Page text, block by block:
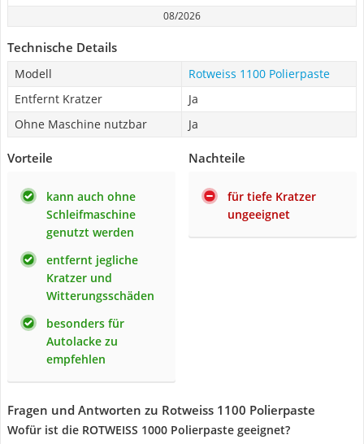
08/2026
Technische Details
Modell
Rotweiss 1100 Polierpaste
Entfernt Kratzer
Ja
Ohne Maschine nutzbar
Ja
Vorteile
kann auch ohne
Schleifmaschine
genutzt werden
entfernt jegliche
Kratzer und
Witterungsschäden
besonders für
Autolacke zu
empfehlen
Nachteile
für tiefe Kratzer
ungeeignet
Fragen und Antworten zu Rotweiss 1100 Polierpaste
Wofür ist die ROTWEISS 1000 Polierpaste geeignet?